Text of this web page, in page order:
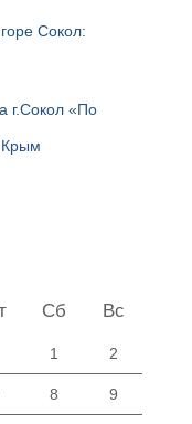
Сокол:
г.Сокол «По
Крым
Сб Вс
1 2
8 9